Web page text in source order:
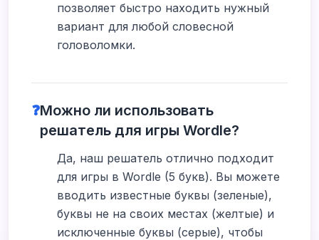
позволяет быстро находить нужный
вариант для любой словесной
головоломки.
❓Можно ли использовать
решатель для игры Wordle?
Да, наш решатель отлично подходит
для игры в Wordle (5 букв). Вы можете
вводить известные буквы (зеленые),
буквы не на своих местах (желтые) и
исключенные буквы (серые), чтобы